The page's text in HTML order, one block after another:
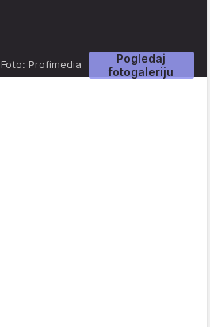
Pogledaj
fotogaleriju
Foto: Profimedia